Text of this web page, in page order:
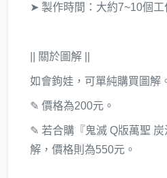
➤ 製作時間：大約7~10個工
|| 關於圖解 ||
如會鉤娃，可單純購買圖解
✎ 價格為200元。
✎ 若合購『鬼滅 Q版萬聖 炭
解，價格則為550元。